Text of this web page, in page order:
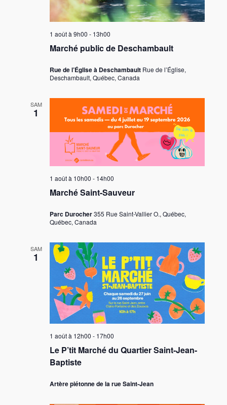
Marché public de Deschambault
1 août à 9h00 - 13h00
Rue de l’Église à Deschambault Rue de l’Église,
Deschambault, Québec, Canada
SAM
1
Marché Saint-Sauveur
1 août à 10h00 - 14h00
Parc Durocher355 Rue Saint-Vallier O., Québec,
Québec, Canada
SAM
1
Le P’tit Marché du Quartier Saint-Jean-
Baptiste
1 août à 12h00 - 17h00
Artère piétonne de la rue Saint-Jean